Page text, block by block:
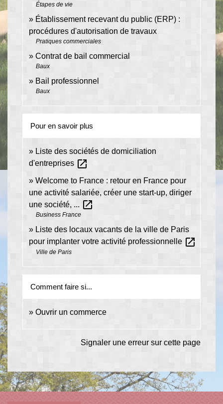
Étapes de vie
Établissement recevant du public (ERP) :
procédures d'autorisation de travaux
Pratiques commerciales
Contrat de bail commercial
Baux
Bail professionnel
Baux
Pour en savoir plus
Liste des sociétés de domiciliation
d'entreprises open_in_new
Welcome to France : retour en France pour
une activité salariée, créer une start-up, diriger
une société, ... open_in_new
Business France
Liste des locaux vacants de la ville de Paris
pour implanter votre activité professionnelle open_in_new
Ville de Paris
Comment faire si...
Ouvrir un commerce
Signaler une erreur sur cette page